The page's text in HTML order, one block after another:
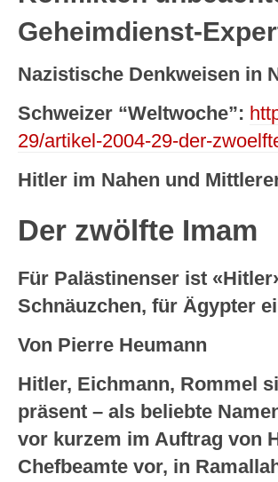
Geheimdienst-
Nazistische Denkweisen in
Schweizer “Weltwoche”:
29/artikel-2004-29-der-
Hitler im Nahen und
Der zwölfte Imam
Für Palästinenser ist
Schnäuzchen, für Ägypter
Von Pierre Heumann
Hitler, Eichmann, Rommel
präsent – als beliebte
vor kurzem im Auftrag von
Chefbeamte vor, in